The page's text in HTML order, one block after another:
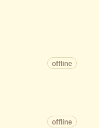
offline
offline